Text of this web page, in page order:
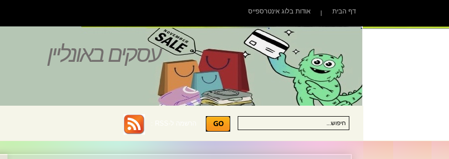
דף הבית אודות בלוג אינטרספייס
עסקים באונליין